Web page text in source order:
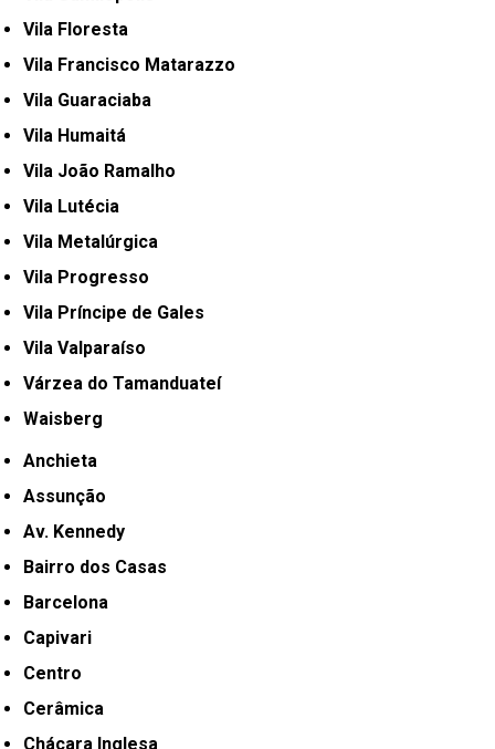
Vila Floresta
Vila Francisco Matarazzo
Vila Guaraciaba
Vila Humaitá
Vila João Ramalho
Vila Lutécia
Vila Metalúrgica
Vila Progresso
Vila Príncipe de Gales
Vila Valparaíso
Várzea do Tamanduateí
Waisberg
Anchieta
Assunção
Av. Kennedy
Bairro dos Casas
Barcelona
Capivari
Centro
Cerâmica
Chácara Inglesa